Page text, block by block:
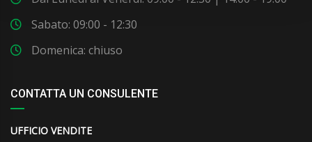
Sabato: 09:00 - 12:30
Domenica: chiuso
CONTATTA UN CONSULENTE
UFFICIO VENDITE